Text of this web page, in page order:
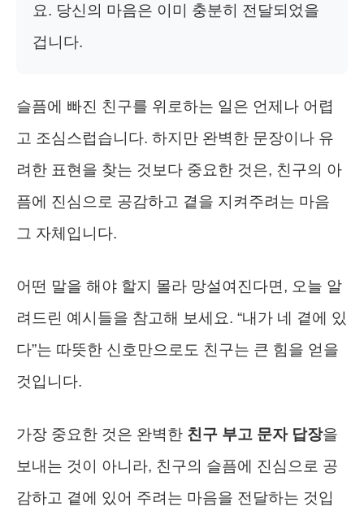
요. 당신의 마음은 이미 충분히 전달되었을
겁니다.
슬픔에 빠진 친구를 위로하는 일은 언제나 어렵
고 조심스럽습니다. 하지만 완벽한 문장이나 유
려한 표현을 찾는 것보다 중요한 것은, 친구의 아
픔에 진심으로 공감하고 곁을 지켜주려는 마음
그 자체입니다.
어떤 말을 해야 할지 몰라 망설여진다면, 오늘 알
려드린 예시들을 참고해 보세요. “내가 네 곁에 있
다”는 따뜻한 신호만으로도 친구는 큰 힘을 얻을
것입니다.
가장 중요한 것은 완벽한 친구 부고 문자 답장을
보내는 것이 아니라, 친구의 슬픔에 진심으로 공
감하고 곁에 있어 주려는 마음을 전달하는 것입